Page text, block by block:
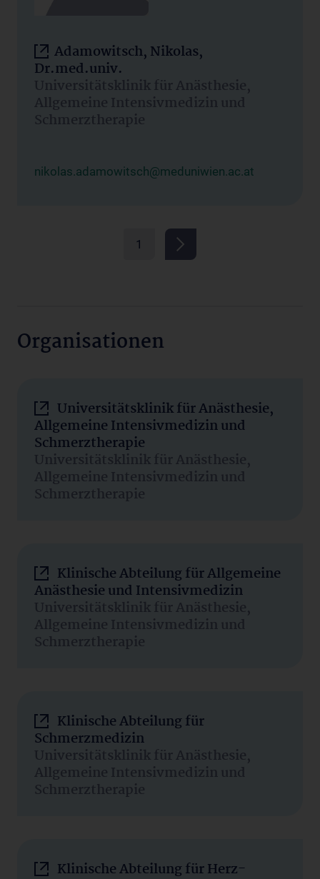
Adamowitsch, Nikolas,
Dr.med.univ.
Universitätsklinik für Anästhesie,
Allgemeine Intensivmedizin und
Schmerztherapie
nikolas.adamowitsch@meduniwien.ac.at
1
Organisationen
Universitätsklinik für Anästhesie,
Allgemeine Intensivmedizin und
Schmerztherapie
Universitätsklinik für Anästhesie,
Allgemeine Intensivmedizin und
Schmerztherapie
Klinische Abteilung für Allgemeine
Anästhesie und Intensivmedizin
Universitätsklinik für Anästhesie,
Allgemeine Intensivmedizin und
Schmerztherapie
Klinische Abteilung für
Schmerzmedizin
Universitätsklinik für Anästhesie,
Allgemeine Intensivmedizin und
Schmerztherapie
Klinische Abteilung für Herz-